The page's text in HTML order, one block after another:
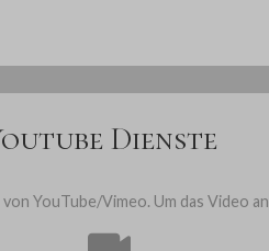
Dienste
YouTube/Vimeo. Um das Video